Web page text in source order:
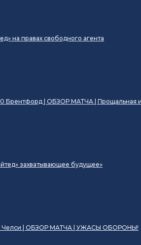
на правах свободного агента
Брентфорд | ОБЗОР МАТЧА | Прощальная
захватывающее будущее»
Челси | ОБЗОР МАТЧА | УЖАСЫ ОБОРОНЫ!